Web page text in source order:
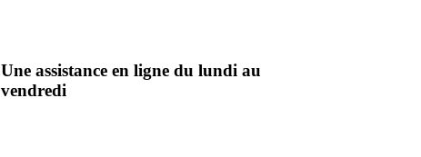
Une assistance en ligne du lundi au
vendredi